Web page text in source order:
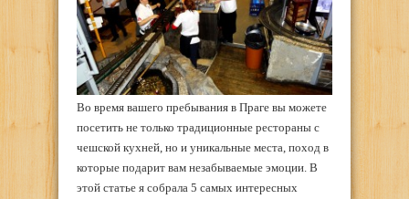
Во время вашего пребывания в Праге вы можете
посетить не только традиционные рестораны с
чешской кухней, но и уникальные места, поход в
которые подарит вам незабываемые эмоции. В
этой статье я собрала 5 самых интересных